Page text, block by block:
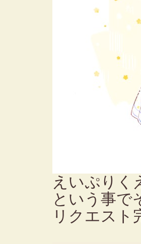
えいぷりく
という事で
リクエスト